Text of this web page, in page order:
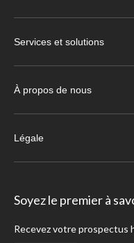
Services et solutions
À propos de nous
Légale
Soyez le premier à
Recevez votre prospectus